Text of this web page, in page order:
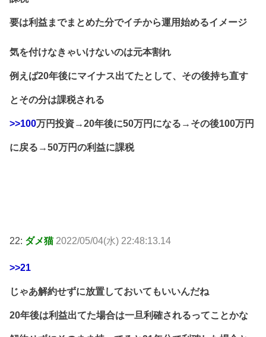
要は利益までまとめた分でイチから運用始めるイメージ
気を付けなきゃいけないのは元本割れ
例えば20年後にマイナス出てたとして、その後持ち直す
とその分は課税される
>>100万円投資→20年後に50万円になる→その後100万円
に戻る→50万円の利益に課税
22: ダメ猫 2022/05/04(水) 22:48:13.14
>>21
じゃあ解約せずに放置しておいてもいいんだね
20年後は利益出てた場合は一旦利確されるってことかな